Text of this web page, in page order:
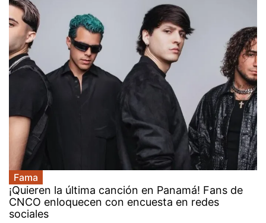
Fama
¡Quieren la última canción en Panamá! Fans de
CNCO enloquecen con encuesta en redes
sociales